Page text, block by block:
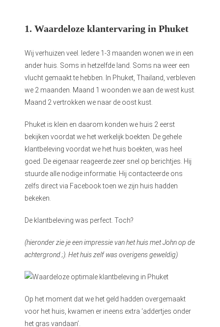
1. Waardeloze klantervaring in Phuket
Wij verhuizen veel. Iedere 1-3 maanden wonen we in een
ander huis. Soms in hetzelfde land. Soms na weer een
vlucht gemaakt te hebben. In Phuket, Thailand, verbleven
we 2 maanden. Maand 1 woonden we aan de west kust.
Maand 2 vertrokken we naar de oost kust.
Phuket is klein en daarom konden we huis 2 eerst
bekijken voordat we het werkelijk boekten. De gehele
klantbeleving voordat we het huis boekten, was heel
goed. De eigenaar reageerde zeer snel op berichtjes. Hij
stuurde alle nodige informatie. Hij contacteerde ons
zelfs direct via Facebook toen we zijn huis hadden
bekeken.
De klantbeleving was perfect. Toch?
(hieronder zie je een impressie van het huis met John op de
achtergrond ;). Het huis zelf was overigens geweldig)
Op het moment dat we het geld hadden overgemaakt
voor het huis, kwamen er ineens extra ‘addertjes onder
het gras vandaan’.